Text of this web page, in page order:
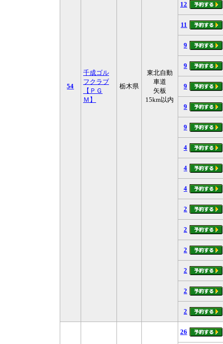
54
千成ゴル
フクラブ
【ＰＧ
Ｍ】
栃木県
東北自動
車道
矢板
15km以内
12
11
9
9
9
9
9
4
4
4
2
2
2
2
2
2
26